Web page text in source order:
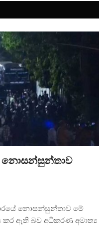
නොසන්සුන්තාව
නොසන්සුන්තාව මේ
ඇති බව අධිකරණ අමාත්‍ය